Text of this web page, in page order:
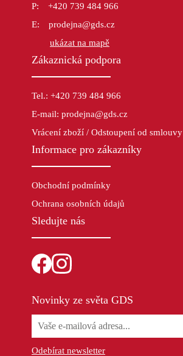
+420 739 484 966
prodejna@gds.cz
ukázat na mapě
Zákaznická podpora
Tel.: +420 739 484 966
E-mail: prodejna@gds.cz
Vrácení zboží / Odstoupení od smlouvy
Informace pro zákazníky
Obchodní podmínky
Ochrana osobních údajů
Sledujte nás
Novinky ze světa GDS
Odebírat newsletter